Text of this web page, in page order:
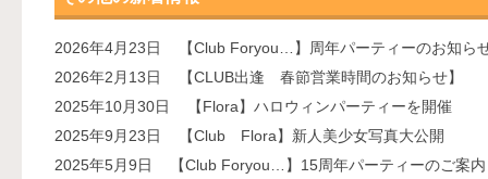
2026年4月23日
【Club Foryou…】周年パーティーのお知ら
2026年2月13日
【CLUB出逢 春節営業時間のお知らせ】
2025年10月30日
【Flora】ハロウィンパーティーを開催
2025年9月23日
【Club Flora】新人美少女写真大公開
2025年5月9日
【Club Foryou…】15周年パーティーのご案内